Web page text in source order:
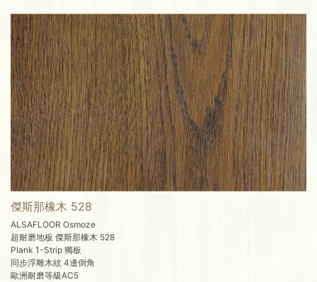
傑斯那橡木 528
ALSAFLOOR Osmoze
超耐磨地板 傑斯那橡木 528
Plank 1-Strip 獨板
同步浮雕木紋 4邊倒角
歐洲耐磨等級AC5